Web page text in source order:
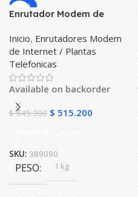
COLOR
Negro,Azul , Verde ,Rosa
Azul Oscuro
-20%
Enrutador Modem de
Libre Todo Operador 4G
LTE SIMCARD
Inicio, Enrutadores Modem
de Internet / Plantas
Telefonicas
Available on backorder
$645.300 $ 515.200
SKU: 389090
PESO 1 kg